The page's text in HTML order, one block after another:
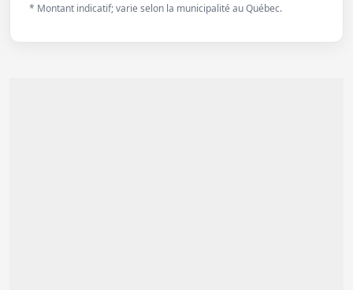
* Montant indicatif; varie selon la municipalité au Québec.